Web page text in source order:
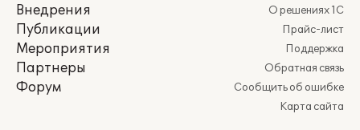
Внедрения
Публикации
Мероприятия
Партнеры
Форум
О решениях 1С
Прайс-лист
Поддержка
Обратная связь
Сообщить об ошибке
Карта сайта